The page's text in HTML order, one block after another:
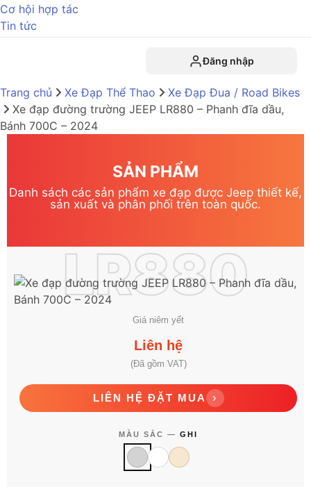
Cơ hội hợp tác
Tin tức
Đăng nhập
Trang chủ Xe Đạp Thể Thao
Xe Đạp Đua / Road Bikes
Xe đạp đường trường JEEP LR880 – Phanh đĩa dầu,
Bánh 700C – 2024
SẢN PHẨM
Danh sách các sản phẩm xe đạp được Jeep thiết kế,
sản xuất và phân phối trên toàn quốc.
LR880
Giá niêm yết
Liên hệ
(Đã gồm VAT)
LIÊN HỆ ĐẶT MUA ›
MÀU SẮC — GHI